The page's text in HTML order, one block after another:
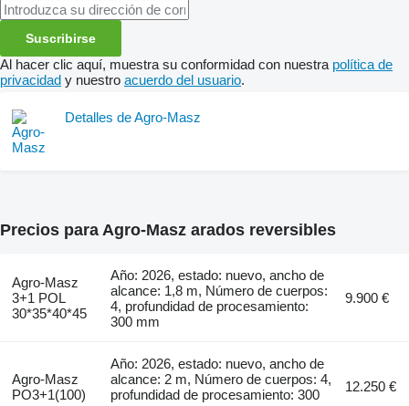
Suscribirse
Al hacer clic aquí, muestra su conformidad con nuestra política de
privacidad y nuestro acuerdo del usuario.
Detalles de Agro-Masz
Precios para Agro-Masz arados reversibles
Agro-Masz
3+1 POL
30*35*40*45
Año: 2026, estado: nuevo, ancho de
alcance: 1,8 m, Número de cuerpos:
4, profundidad de procesamiento:
300 mm
9.900 €
Agro-Masz
PO3+1(100)
Año: 2026, estado: nuevo, ancho de
alcance: 2 m, Número de cuerpos: 4,
profundidad de procesamiento: 300
12.250 €